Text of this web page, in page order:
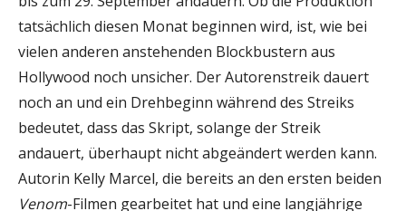
tatsächlich diesen Monat beginnen wird, ist, wie bei
vielen anderen anstehenden Blockbustern aus
Hollywood noch unsicher. Der Autorenstreik dauert
noch an und ein Drehbeginn während des Streiks
bedeutet, dass das Skript, solange der Streik
andauert, überhaupt nicht abgeändert werden kann.
Autorin Kelly Marcel, die bereits an den ersten beiden
Venom-Filmen gearbeitet hat und eine langjährige